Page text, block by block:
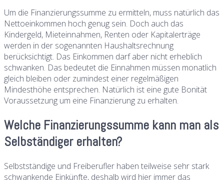
Um die Finanzierungssumme zu ermitteln, muss natürlich das
Nettoeinkommen hoch genug sein. Doch auch das
Kindergeld, Mieteinnahmen, Renten oder Kapitalerträge
werden in der sogenannten Haushaltsrechnung
berücksichtigt. Das Einkommen darf aber nicht erheblich
schwanken. Das bedeutet die Einnahmen müssen monatlich
gleich bleiben oder zumindest einer regelmäßigen
Mindesthöhe entsprechen. Natürlich ist eine gute Bonität
Voraussetzung um eine Finanzierung zu erhalten.
Welche Finanzierungssumme kann man als
Selbständiger erhalten?
Selbstständige und Freiberufler haben teilweise sehr stark
schwankende Einkünfte, deshalb wird hier immer das